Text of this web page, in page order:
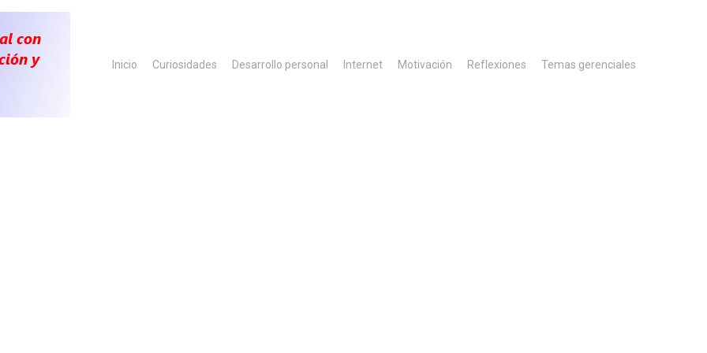
Inicio
Curiosidades Desarrollo personal Internet Motivación Reflexiones Temas gerenciales